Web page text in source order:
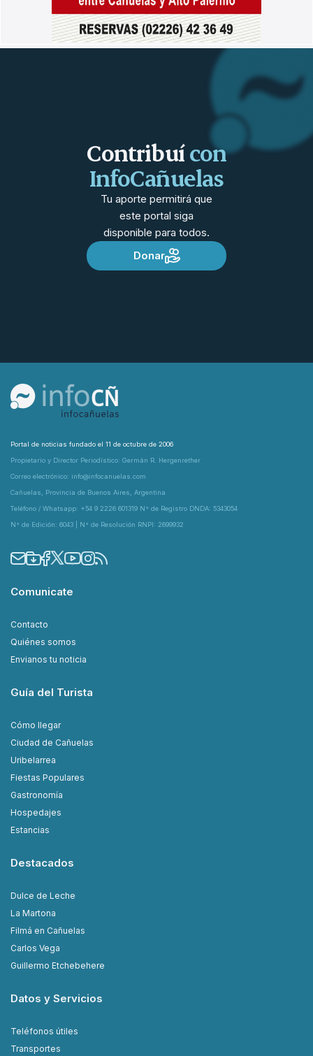
Contribuícon
InfoCañuelas
Tu aporte permitirá que
este portal siga
disponible para todos.
Donar
Portal de noticias fundado el 11 de octubre de 2006
Propietario y Director Periodístico: Germán R. Hergenrether
Correo electrónico: info@infocanuelas.com
Cañuelas, Provincia de Buenos Aires, Argentina
Teléfono / Whatsapp: +54 9 2226 601319 N° de Registro DNDA: 5343054
N° de Edición: 6043 | N° de Resolución RNPI: 2699932
Comunicate
Contacto
Quiénes somos
Envianos tu noticia
Guía del Turista
Cómo llegar
Ciudad de Cañuelas
Uribelarrea
Fiestas Populares
Gastronomía
Hospedajes
Estancias
Destacados
Dulce de Leche
La Martona
Filmá en Cañuelas
Carlos Vega
Guillermo Etchebehere
Datos y Servicios
Teléfonos útiles
Transportes